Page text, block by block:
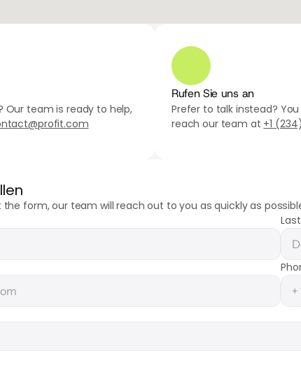
Our team is ready to help,
Rufen Sie uns an
Prefer to talk instead?
reach our team at +1
form, our team will reach out to you as quickly as